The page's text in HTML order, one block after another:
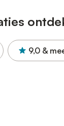
9,0 &